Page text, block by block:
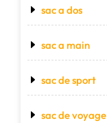
sac a dos
sac a main
sac de sport
sac de voyage